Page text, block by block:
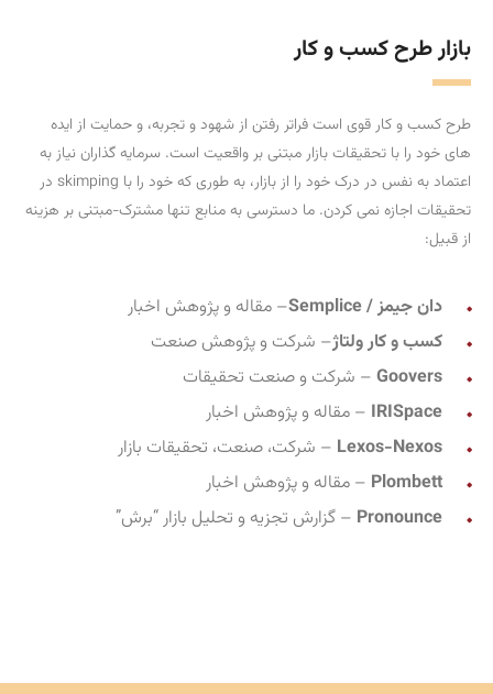
بازار طرح کسب و کار
طرح کسب و کار قوی است فراتر رفتن از شهود و تجربه، و حمایت از ایده
های خود را با تحقیقات بازار مبتنی بر واقعیت است. سرمایه گذاران نیاز به
اعتماد به نفس در درک خود را از بازار، به طوری که خود را با skimping در
تحقیقات اجازه نمی کردن. ما دسترسی به منابع تنها مشترک-مبتنی بر هزینه
از قبیل:
دان جیمز / Semplice
– مقاله و پژوهش اخبار
کسب و کار ولتاژ– شرکت و پژوهش صنعت
Goovers – شرکت و صنعت تحقیقات
IRISpace – مقاله و پژوهش اخبار
Lexos-Nexos – شرکت، صنعت، تحقیقات بازار
Plombett – مقاله و پژوهش اخبار
Pronounce – گزارش تجزیه و تحلیل بازار “برش”